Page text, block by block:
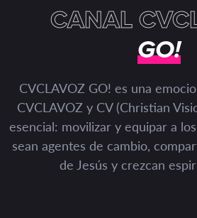
CANAL
GO!
CVCLAVOZ GO! es una
CVCLAVOZ y CV (Christian
esencial: movilizar y equipar a
sean agentes de cambio,
de Jesús y crezcan